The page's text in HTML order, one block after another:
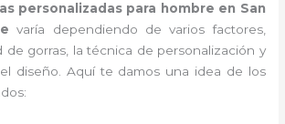
personalizadas para hombre en San
varía dependiendo de varios factores,
de gorras, la técnica de personalización y
diseño. Aquí te damos una idea de los